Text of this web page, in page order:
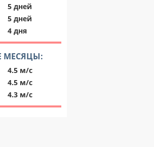
5 дней
5 дней
4 дня
МЕСЯЦЫ:
4.5 м/с
4.5 м/с
4.3 м/с